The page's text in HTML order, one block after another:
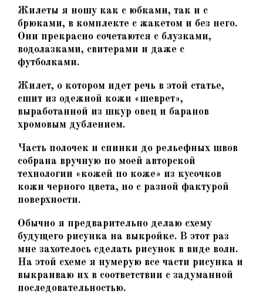
Жилеты я ношу как с юбками, так и с
брюками, в комплекте с жакетом и без него.
Они прекрасно сочетаются с блузками,
водолазками, свитерами и даже с
футболками.
Жилет, о котором идет речь в этой статье,
сшит из одежной кожи «шеврет»,
выработанной из шкур овец и баранов
хромовым дублением.
Часть полочек и спинки до рельефных швов
собрана вручную по моей авторской
технологии «кожей по коже» из кусочков
кожи черного цвета, но с разной фактурой
поверхности.
Обычно я предварительно делаю схему
будущего рисунка на выкройке. В этот раз
мне захотелось сделать рисунок в виде волн.
На этой схеме я нумерую все части рисунка и
выкраиваю их в соответствии с задуманной
последовательностью.